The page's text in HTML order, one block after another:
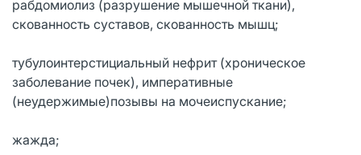
рабдомиолиз (разрушение мышечной ткани),
скованность суставов, скованность мышц;
тубулоинтерстициальный нефрит (хроническое
заболевание почек), императивные
(неудержимые)позывы на мочеиспускание;
жажда;